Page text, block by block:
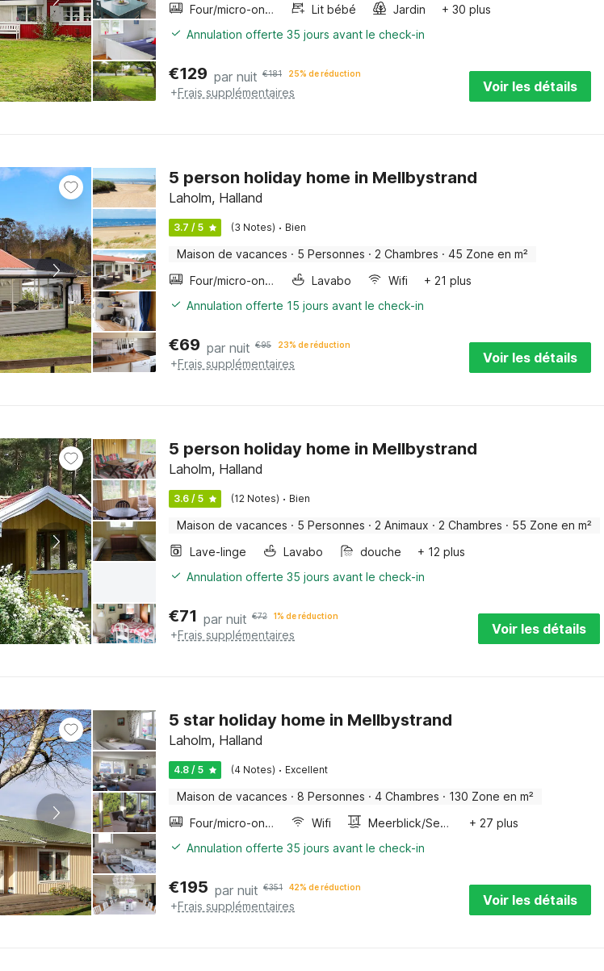
Four/micro-onde combinés
Lit bébé Jardin
+ 30 plus
Annulation offerte 35 jours avant le check-in
€129 par nuit €181 25% de réduction
+Frais supplémentaires Voir les détails
5 person holiday home in Mellbystrand
Laholm, Halland
3.7 / 5 (3 Notes) · Bien
Maison de vacances · 5 Personnes · 2 Chambres · 45 Zone en m²
Four/micro-onde combinés
Lavabo Wifi
+ 21 plus
Annulation offerte 15 jours avant le check-in
€69 par nuit €95 23% de réduction
+Frais supplémentaires Voir les détails
5 person holiday home in Mellbystrand
Laholm, Halland
3.6 / 5 (12 Notes) · Bien
Maison de vacances · 5 Personnes · 2 Animaux · 2 Chambres · 55 Zone en m²
Lave-linge
Lavabo douche
+ 12 plus
Annulation offerte 35 jours avant le check-in
€71 par nuit €72 1% de réduction
+Frais supplémentaires Voir les détails
5 star holiday home in Mellbystrand
Laholm, Halland
4.8 / 5 (4 Notes) · Excellent
Maison de vacances · 8 Personnes · 4 Chambres · 130 Zone en m²
Four/micro-onde combinés
Wifi Meerblick/Seeblick
+ 27 plus
Annulation offerte 35 jours avant le check-in
€195 par nuit €351 42% de réduction
+Frais supplémentaires Voir les détails